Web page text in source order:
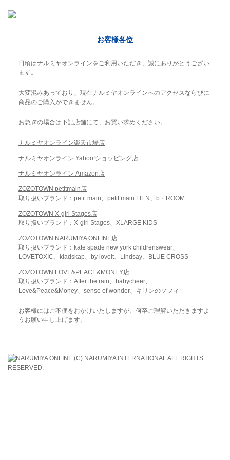
お客様各位
日頃はナルミヤオンラインをご利用いただき、誠にありがとうござい
ます。
大変混みあっており、現在ナルミヤオンラインへのアクセスならびに
商品のご購入ができません。
お急ぎの場合は下記店舗にて、お買い求めください。
ナルミヤオンライン楽天市場店
ナルミヤオンライン Yahoo!ショッピング店
ナルミヤオンライン Amazon店
ZOZOTOWN petitmain店
取り扱いブランド：petit main、petit main LIEN、b・ROOM
ZOZOTOWN X-girl Stages店
取り扱いブランド：X-girl Stages、XLARGE KIDS
ZOZOTOWN NARUMIYA ONLINE店
取り扱いブランド：kate spade new york childrenswear、
LOVETOXIC、kladskap、by loveit、Lindsay、BLUE CROSS
ZOZOTOWN LOVE&PEACE&MONEY店
取り扱いブランド：After the rain、babycheer、
Love&Peace&Money、sense of wonder、キリンのソフィ
お客様にはご不便をおかけいたしますが、何卒ご理解いただきますよ
うお願い申し上げます。